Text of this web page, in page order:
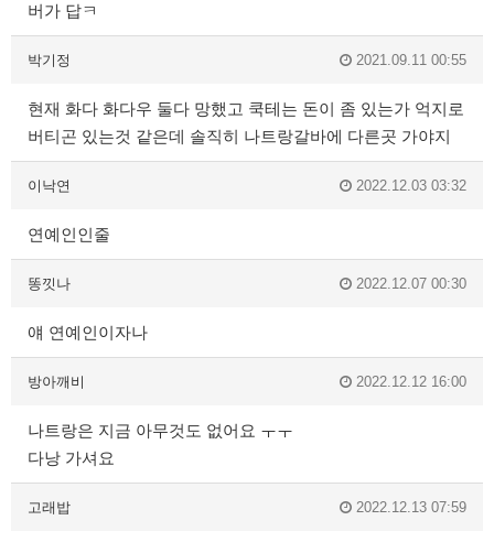
버가 답ㅋ
박기정 2021.09.11 00:55
현재 화다 화다우 둘다 망했고 쿡테는 돈이 좀 있는가 억지로
버티곤 있는것 같은데 솔직히 나트랑갈바에 다른곳 가야지
이낙연 2022.12.03 03:32
연예인인줄
똥낏나 2022.12.07 00:30
얘 연예인이자나
방아깨비 2022.12.12 16:00
나트랑은 지금 아무것도 없어요 ㅜㅜ
다낭 가셔요
고래밥 2022.12.13 07:59